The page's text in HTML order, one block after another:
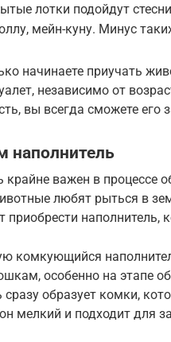
лотки подойдут
мейн-куну. Минус
начинаете приучать
независимо от
вы всегда сможете его
наполнитель
крайне важен в процессе
любят рыться в
приобрести наполнитель,
комкующийся
особенно на этапе
сразу образует комки,
мелкий и подходит для